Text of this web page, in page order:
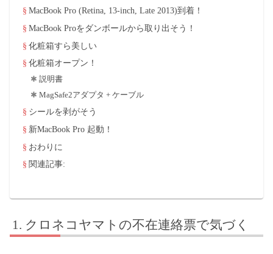
MacBook Pro (Retina, 13-inch, Late 2013)到着！
MacBook Proをダンボールから取り出そう！
化粧箱すら美しい
化粧箱オープン！
説明書
MagSafe2アダプタ + ケーブル
シールを剥がそう
新MacBook Pro 起動！
おわりに
関連記事:
クロネコヤマトの不在連絡票で気づく